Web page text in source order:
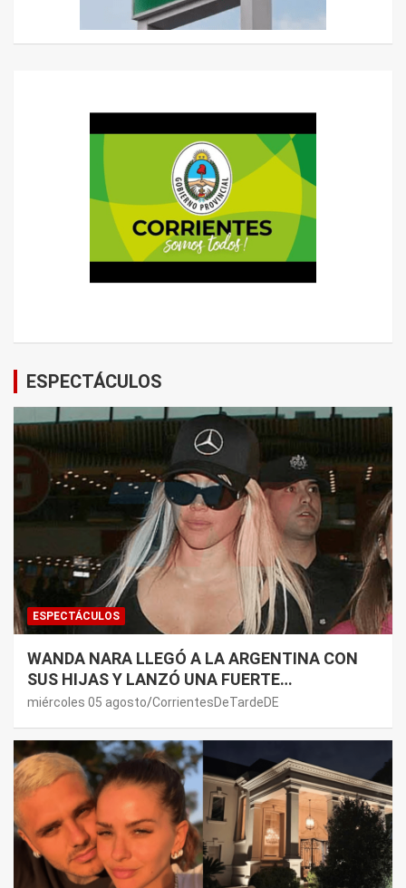
ESPECTÁCULOS
ESPECTÁCULOS
WANDA NARA LLEGÓ A LA ARGENTINA CON
SUS HIJAS Y LANZÓ UNA FUERTE
PREMONICIÓN SOBRE MAURO ICARDI
miércoles 05 agosto CorrientesDeTardeDE